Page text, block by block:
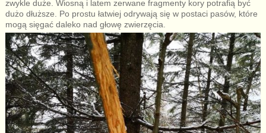
zwykle duże. Wiosną i latem zerwane fragmenty kory potrafią być
dużo dłuższe. Po prostu łatwiej odrywają się w postaci pasów, które
mogą sięgać daleko nad głowę zwierzęcia.